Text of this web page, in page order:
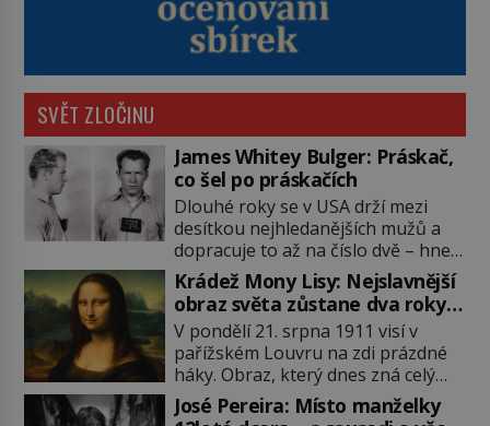
SVĚT ZLOČINU
James Whitey Bulger: Práskač,
co šel po práskačích
Dlouhé roky se v USA drží mezi
desítkou nejhledanějších mužů a
dopracuje to až na číslo dvě – hned
po Usámovi bin Ládinovi (1957–
2011). To je James „Whitey“ Bulger
(1929–2018) viněný ze spoluúčasti
na 19 vraždách, vydírání a lichvy. A
samozřejmě, krom toho je ještě
drogový dealer, který neváhá
odstranit z cesty všechny práskače,
Krádež Mony Lisy: Nejslavnější
obraz světa zůstane dva roky
nezvěstný
V pondělí 21. srpna 1911 visí v
pařížském Louvru na zdi prázdné
háky. Obraz, který dnes zná celý
svět, je pryč. Zpočátku si nikdo
nemyslí, že jde o krádež.
José Pereira: Místo manželky